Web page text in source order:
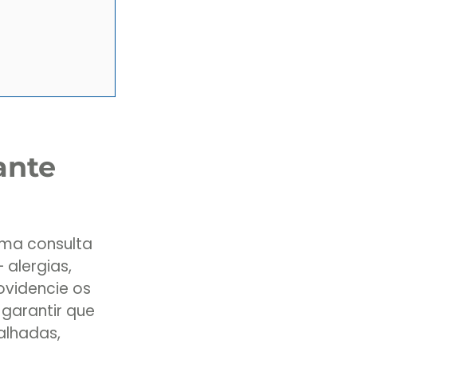
consulta
alergias,
os
que